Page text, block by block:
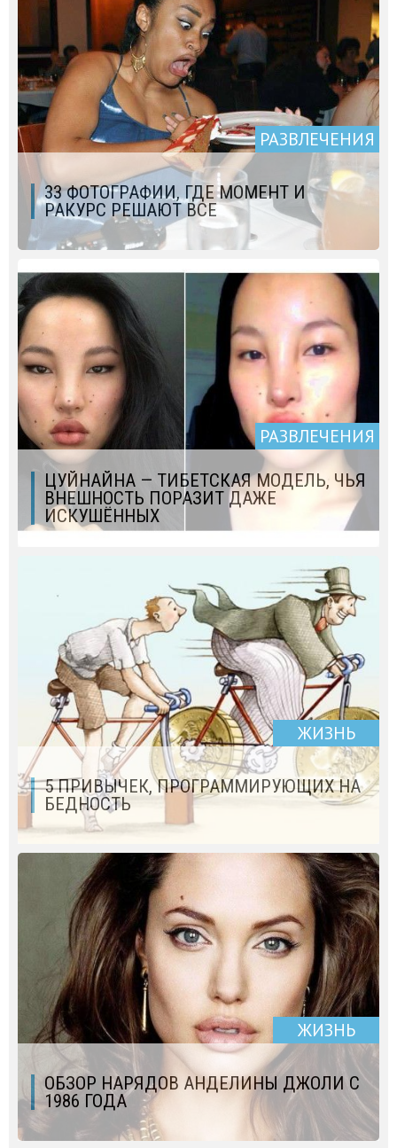
РАЗВЛЕЧЕНИЯ
33 ФОТОГРАФИИ, ГДЕ МОМЕНТ И
РАКУРС РЕШАЮТ ВСЕ
РАЗВЛЕЧЕНИЯ
ЦУЙНАЙНА — ТИБЕТСКАЯ МОДЕЛЬ, ЧЬЯ
ВНЕШНОСТЬ ПОРАЗИТ ДАЖЕ
ИСКУШЁННЫХ
ЖИЗНЬ
5 ПРИВЫЧЕК, ПРОГРАММИРУЮЩИХ НА
БЕДНОСТЬ
ЖИЗНЬ
ОБЗОР НАРЯДОВ АНДЕЛИНЫ ДЖОЛИ С
1986 ГОДА